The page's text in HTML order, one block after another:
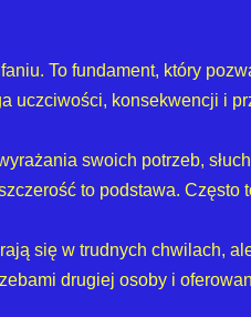
To fundament, który
uczciwości, konsekwencji i
swoich potrzeb,
to podstawa. Często
się w trudnych chwilach,
drugiej osoby i